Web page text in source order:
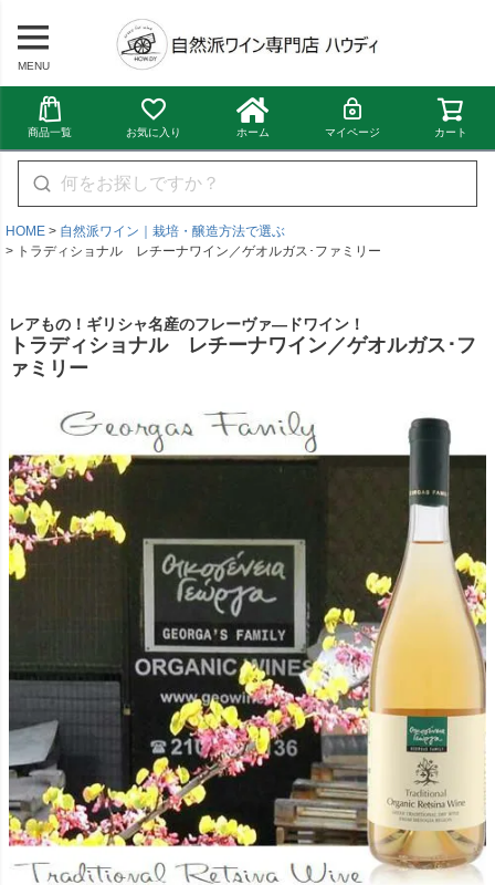
MENU
商品一覧 お気に入り ホーム マイページ カート
HOME
自然派ワイン｜栽培・醸造方法で選ぶ
トラディショナル レチーナワイン／ゲオルガス･ファミリー
レアもの！ギリシャ名産のフレーヴァ―ドワイン！
トラディショナル レチーナワイン／ゲオルガス･フ
ァミリー